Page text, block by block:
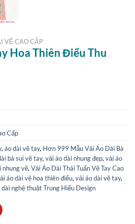
VẼ CAO CẤP
Hoa Thiên Điểu Thu
Cấp
, áo dài vẽ tay, Hơn 999 Mẫu Vải Áo Dài Bà
bà sui vẽ tay, vải áo dài nhung đẹp, vải áo
nhung vẽ, Vải Áo Dài Thái Tuấn Vẽ Tay Cao
áo dài vẽ hoa thiên điểu, vải áo dài vẽ tay,
dài nghệ thuật Trung Hiếu Design